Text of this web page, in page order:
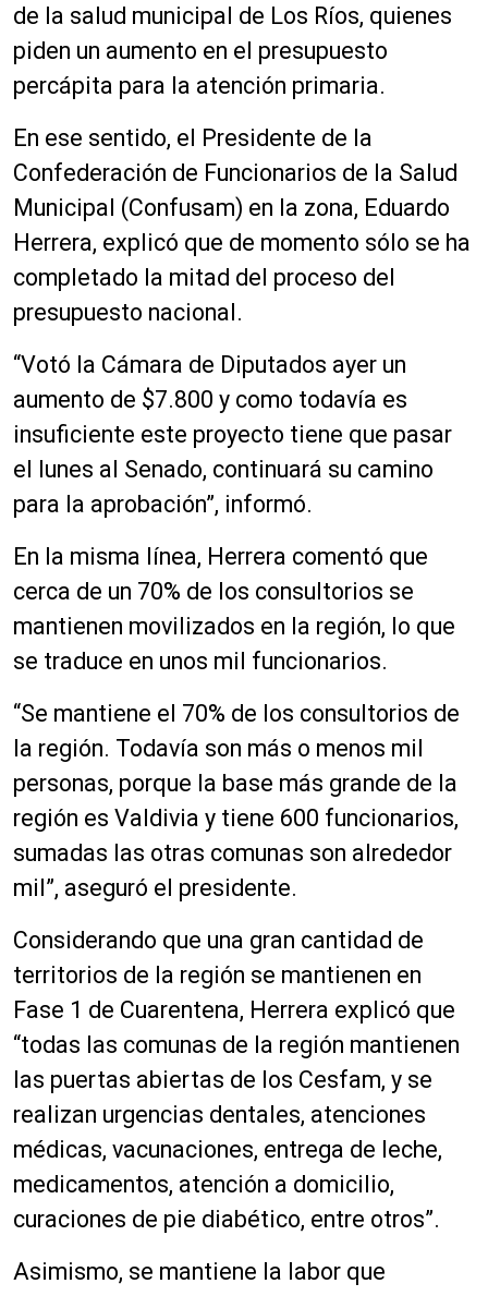
de la salud municipal de Los Ríos, quienes
piden un aumento en el presupuesto
percápita para la atención primaria.
En ese sentido, el Presidente de la
Confederación de Funcionarios de la Salud
Municipal (Confusam) en la zona, Eduardo
Herrera, explicó que de momento sólo se ha
completado la mitad del proceso del
presupuesto nacional.
“Votó la Cámara de Diputados ayer un
aumento de $7.800 y como todavía es
insuficiente este proyecto tiene que pasar
el lunes al Senado, continuará su camino
para la aprobación”, informó.
En la misma línea, Herrera comentó que
cerca de un 70% de los consultorios se
mantienen movilizados en la región, lo que
se traduce en unos mil funcionarios.
“Se mantiene el 70% de los consultorios de
la región. Todavía son más o menos mil
personas, porque la base más grande de la
región es Valdivia y tiene 600 funcionarios,
sumadas las otras comunas son alrededor
mil”, aseguró el presidente.
Considerando que una gran cantidad de
territorios de la región se mantienen en
Fase 1 de Cuarentena, Herrera explicó que
“todas las comunas de la región mantienen
las puertas abiertas de los Cesfam, y se
realizan urgencias dentales, atenciones
médicas, vacunaciones, entrega de leche,
medicamentos, atención a domicilio,
curaciones de pie diabético, entre otros”.
Asimismo, se mantiene la labor que